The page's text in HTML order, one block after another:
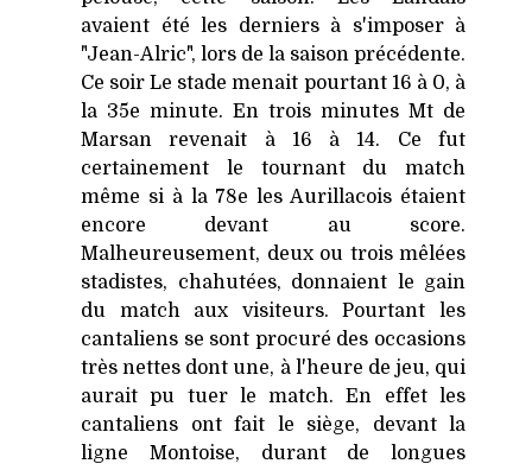
avaient été les derniers à s'imposer à
"Jean-Alric", lors de la saison précédente.
Ce soir Le stade menait pourtant 16 à 0, à
la 35e minute. En trois minutes Mt de
Marsan revenait à 16 à 14. Ce fut
certainement le tournant du match
même si à la 78e les Aurillacois étaient
encore devant au score.
Malheureusement, deux ou trois mêlées
stadistes, chahutées, donnaient le gain
du match aux visiteurs. Pourtant les
cantaliens se sont procuré des occasions
très nettes dont une, à l'heure de jeu, qui
aurait pu tuer le match. En effet les
cantaliens ont fait le siège, devant la
ligne Montoise, durant de longues